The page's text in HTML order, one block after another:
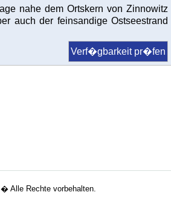
nahe dem Ortskern von Zinnowitz
auch der feinsandige Ostseestrand
Verf�gbarkeit pr�fen
Alle Rechte vorbehalten.